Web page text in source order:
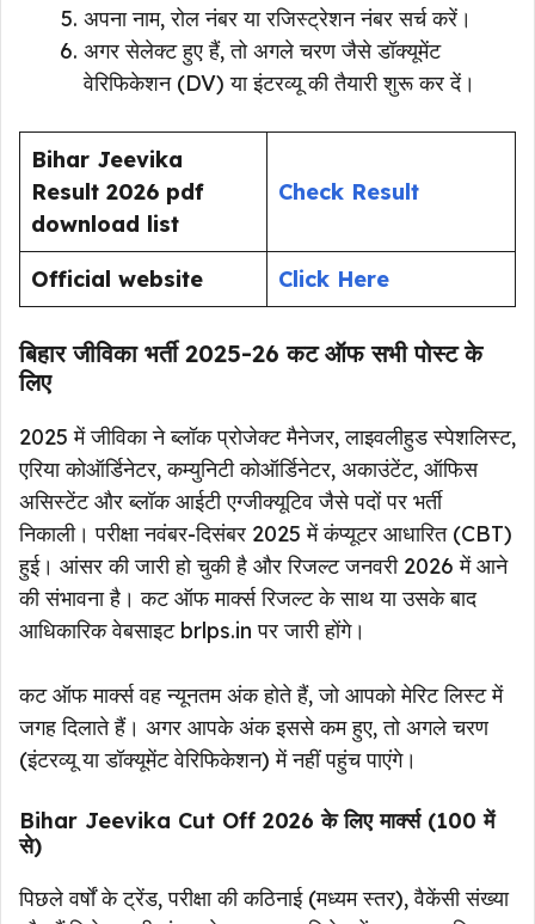
अपना नाम, रोल नंबर या रजिस्ट्रेशन नंबर सर्च करें।
अगर सेलेक्ट हुए हैं, तो अगले चरण जैसे डॉक्यूमेंट
वेरिफिकेशन (DV) या इंटरव्यू की तैयारी शुरू कर दें।
Bihar Jeevika
Result 2026 pdf
download list
Check Result
Official website Click Here
बिहार जीविका भर्ती 2025-26 कट ऑफ सभी पोस्ट के
लिए
2025 में जीविका ने ब्लॉक प्रोजेक्ट मैनेजर, लाइवलीहुड स्पेशलिस्ट,
एरिया कोऑर्डिनेटर, कम्युनिटी कोऑर्डिनेटर, अकाउंटेंट, ऑफिस
असिस्टेंट और ब्लॉक आईटी एग्जीक्यूटिव जैसे पदों पर भर्ती
निकाली। परीक्षा नवंबर-दिसंबर 2025 में कंप्यूटर आधारित (CBT)
हुई। आंसर की जारी हो चुकी है और रिजल्ट जनवरी 2026 में आने
की संभावना है। कट ऑफ मार्क्स रिजल्ट के साथ या उसके बाद
आधिकारिक वेबसाइट brlps.in पर जारी होंगे।
कट ऑफ मार्क्स वह न्यूनतम अंक होते हैं, जो आपको मेरिट लिस्ट में
जगह दिलाते हैं। अगर आपके अंक इससे कम हुए, तो अगले चरण
(इंटरव्यू या डॉक्यूमेंट वेरिफिकेशन) में नहीं पहुंच पाएंगे।
Bihar Jeevika Cut Off 2026 के लिए मार्क्स (100 में
से)
पिछले वर्षों के ट्रेंड, परीक्षा की कठिनाई (मध्यम स्तर), वैकेंसी संख्या